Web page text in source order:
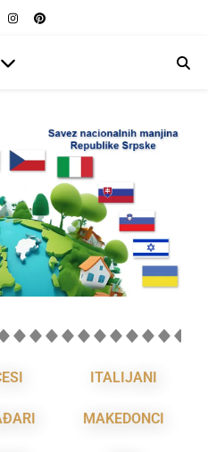
ITALIJANI
MAKEDONCI